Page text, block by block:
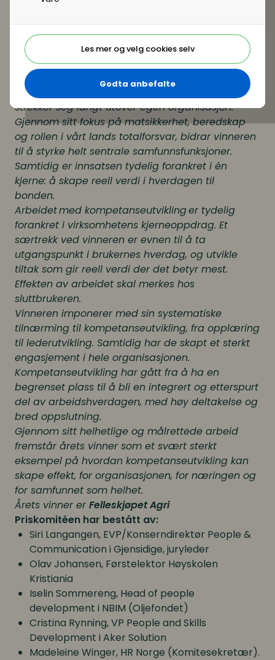
Les mer og velg cookies selv
Godta anbefalte
gjennom et langsiktig og målrettet arbeid
inn i hele organisasjonen. Med tydelig retning,
sterk gjennomføringsevne og stor utholdenhet
over tid har de skapt resultater som gir effekt,
både internt og utover egen virksomhet.
Kompetansearbeidet har en betydning som
strekker seg langt utover egen organisasjon.
Gjennom sitt fokus på matsikkerhet, beredskap
og rollen i vårt lands totalforsvar, bidrar vinneren
til å styrke helt sentrale samfunnsfunksjoner.
Samtidig er innsatsen tydelig forankret i én
kjerne: å skape reell verdi i hverdagen til
bonden.
Arbeidet med kompetanseutvikling er tydelig
forankret i virksomhetens kjerneoppdrag. Et
særtrekk ved vinneren er evnen til å ta
utgangspunkt i brukernes hverdag, og utvikle
tiltak som gir reell verdi der det betyr mest.
Effekten av arbeidet skal merkes hos
sluttbrukeren.
Vinneren imponerer med sin systematiske
tilnærming til kompetanseutvikling, fra opplæring
til lederutvikling. Samtidig har de skapt et sterkt
engasjement i hele organisasjonen.
Kompetanseutvikling har gått fra å ha en
begrenset plass til å bli en integrert og etterspurt
del av arbeidshverdagen, med høy deltakelse og
bred oppslutning.
Gjennom sitt helhetlige og målrettede arbeid
fremstår årets vinner som et svært sterkt
eksempel på hvordan kompetanseutvikling kan
skape effekt, for organisasjonen, for næringen og
for samfunnet som helhet.
Årets vinner er Felleskjøpet Agri
Priskomitéen har bestått av:
Siri Langangen, EVP/Konserndirektør People &
Communication i Gjensidige, juryleder
Olav Johansen, Førstelektor Høyskolen
Kristiania
Iselin Sommereng, Head of people
development i NBIM (Oljefondet)
Cristina Rynning, VP People and Skills
Development i Aker Solution
Madeleine Winger, HR Norge (Komitesekretær).